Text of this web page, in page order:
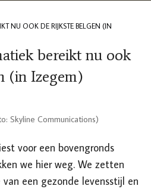
NU OOK DE RIJKSTE BELGEN (IN
bereikt nu ook
(in Izegem)
Skyline Communications)
voor een bovengronds
we hier weg. We zetten
een gezonde levensstijl en